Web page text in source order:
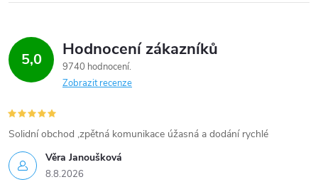
5,0 Hodnocení zákazníků
9740 hodnocení
Zobrazit recenze
Věra Janoušková
8.8.2026
Solidní obchod ,zpětná komunikace úžasná a dodání rychlé